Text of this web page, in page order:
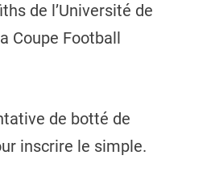
de l’Université de
Coupe Football
de botté de
inscrire le simple.